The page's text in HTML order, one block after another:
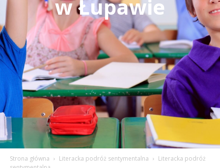
w Łupawie
Strona główna Literacka podróż sentymentalna
Literacka podróż